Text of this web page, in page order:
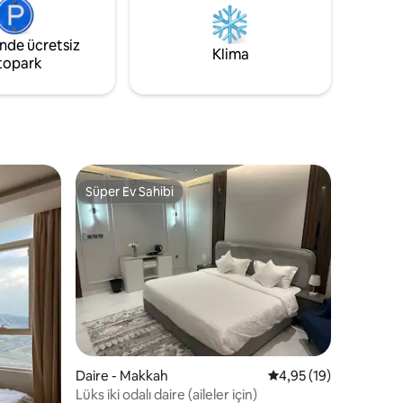
banyo bulunmaktadır. Daire, sizi El-
Haram'a götürebilecek otobüs durağına
2 dakika yürüme mesafesindedir.
ücretsiz
Klima
Süper Ev Sahibi
Süper Ev Sahibi
Daire - Makkah 5 üzerinden
4,95 (19)
Lüks iki odalı daire (aileler için)